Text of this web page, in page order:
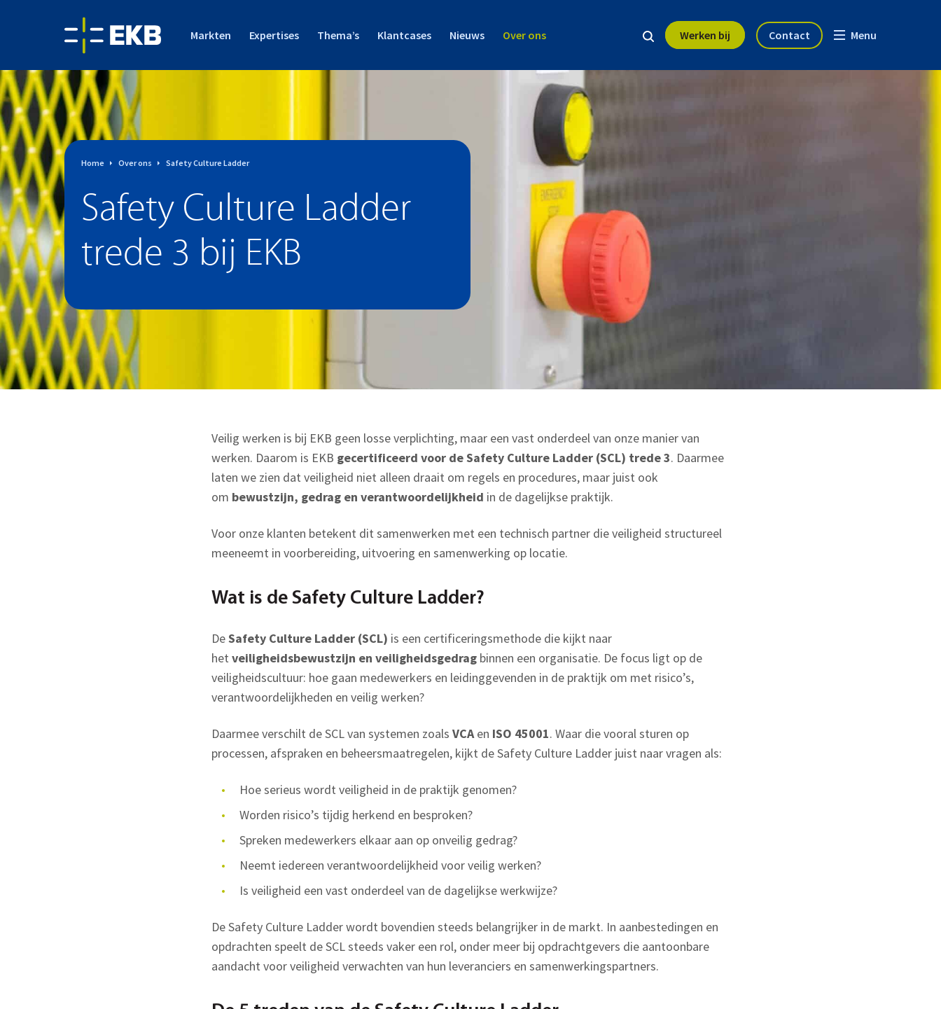
Markten Expertises Thema’s Klantcases Nieuws Over ons Werken bij Contact Menu
Home Over ons Safety Culture Ladder
Safety Culture Ladder
trede 3 bij EKB
Veilig werken is bij EKB geen losse verplichting, maar een vast onderdeel van onze manier van
werken. Daarom is EKB gecertificeerd voor de Safety Culture Ladder (SCL) trede 3. Daarmee
laten we zien dat veiligheid niet alleen draait om regels en procedures, maar juist ook
om bewustzijn, gedrag en verantwoordelijkheid in de dagelijkse praktijk.
Voor onze klanten betekent dit samenwerken met een technisch partner die veiligheid structureel
meeneemt in voorbereiding, uitvoering en samenwerking op locatie.
Wat is de Safety Culture Ladder?
DeSafety Culture Ladder (SCL) is een certificeringsmethode die kijkt naar
het veiligheidsbewustzijn en veiligheidsgedrag binnen een organisatie. De focus ligt op de
veiligheidscultuur: hoe gaan medewerkers en leidinggevenden in de praktijk om met risico’s,
verantwoordelijkheden en veilig werken?
Daarmee verschilt de SCL van systemen zoals VCA en ISO 45001. Waar die vooral sturen op
processen, afspraken en beheersmaatregelen, kijkt de Safety Culture Ladder juist naar vragen als:
Hoe serieus wordt veiligheid in de praktijk genomen?
Worden risico’s tijdig herkend en besproken?
Spreken medewerkers elkaar aan op onveilig gedrag?
Neemt iedereen verantwoordelijkheid voor veilig werken?
Is veiligheid een vast onderdeel van de dagelijkse werkwijze?
De Safety Culture Ladder wordt bovendien steeds belangrijker in de markt. In aanbestedingen en
opdrachten speelt de SCL steeds vaker een rol, onder meer bij opdrachtgevers die aantoonbare
aandacht voor veiligheid verwachten van hun leveranciers en samenwerkingspartners.